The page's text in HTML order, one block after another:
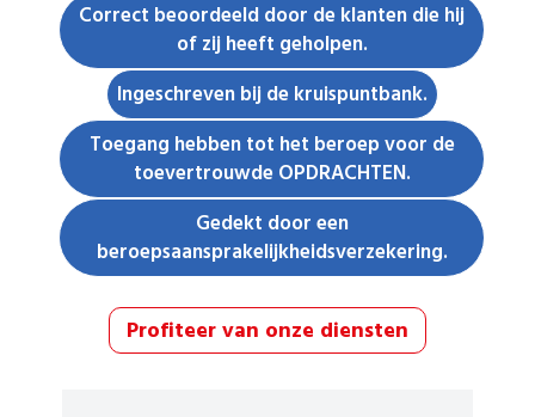
Correct beoordeeld door de klanten die hij
of zij heeft geholpen.
Ingeschreven bij de kruispuntbank.
Toegang hebben tot het beroep voor de
toevertrouwde OPDRACHTEN.
Gedekt door een
beroepsaansprakelijkheidsverzekering.
Profiteer van onze diensten